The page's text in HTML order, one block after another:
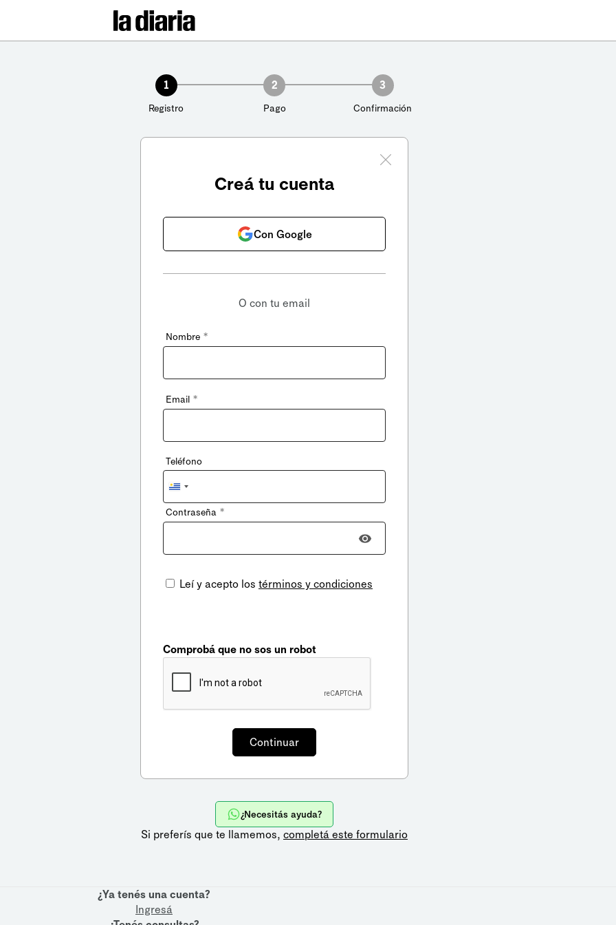
1
Registro
2
Pago
3
Confirmación
Creá tu cuenta
Con Google
O con tu email
Nombre *
Email *
Teléfono
Uruguay
+598
Contraseña *
Leí y acepto los términos y condiciones
Comprobá que no sos un robot
¿Necesitás ayuda?
Si preferís que te llamemos, completá este formulario
¿Ya tenés una cuenta?
Ingresá